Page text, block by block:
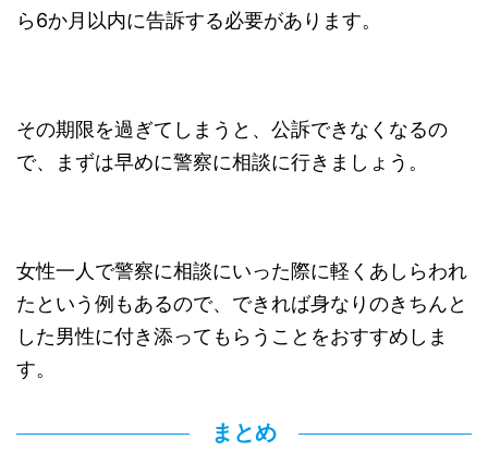
ら6か月以内に告訴する必要があります。
その期限を過ぎてしまうと、公訴できなくなるの
で、まずは早めに警察に相談に行きましょう。
女性一人で警察に相談にいった際に軽くあしらわれ
たという例もあるので、できれば身なりのきちんと
した男性に付き添ってもらうことをおすすめしま
す。
まとめ